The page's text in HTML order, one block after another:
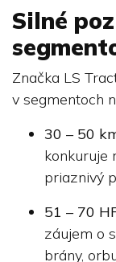
Silné
Značka LS
v segmentoch
30 – 50
konkuruje
priaznivý
51 – 70
záujem o
brány,